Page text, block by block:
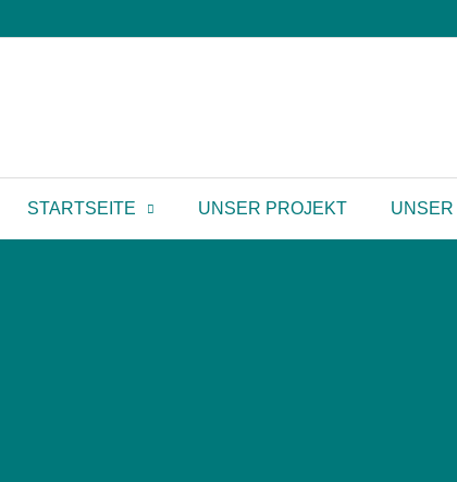
STARTSEITE UNSER PROJEKT UNSER